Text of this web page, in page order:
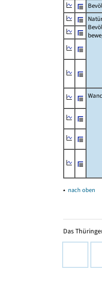
▴ nach oben
Das